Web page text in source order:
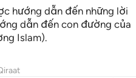
hướng dẫn đến những lời
dẫn đến con đường của
Islam).